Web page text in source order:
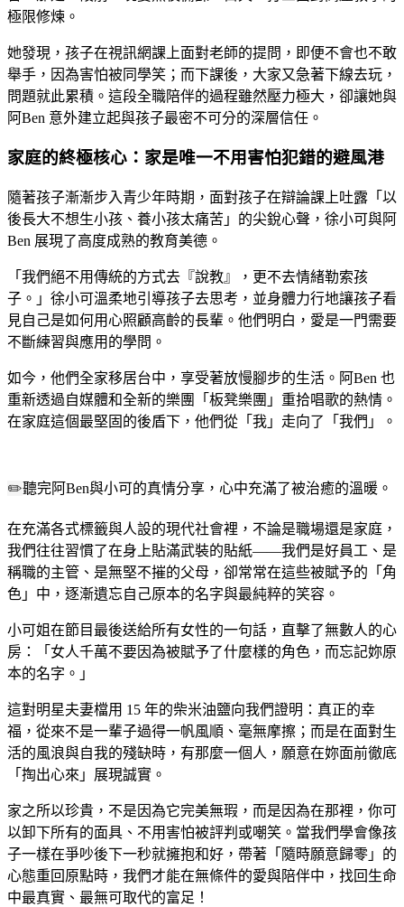
極限修煉。
她發現，孩子在視訊網課上面對老師的提問，即便不會也不敢
舉手，因為害怕被同學笑；而下課後，大家又急著下線去玩，
問題就此累積。這段全職陪伴的過程雖然壓力極大，卻讓她與
阿Ben 意外建立起與孩子最密不可分的深層信任。
家庭的終極核心：家是唯一不用害怕犯錯的避風港
隨著孩子漸漸步入青少年時期，面對孩子在辯論課上吐露「以
後長大不想生小孩、養小孩太痛苦」的尖銳心聲，徐小可與阿
Ben 展現了高度成熟的教育美德。
「我們絕不用傳統的方式去『說教』，更不去情緒勒索孩
子。」徐小可溫柔地引導孩子去思考，並身體力行地讓孩子看
見自己是如何用心照顧高齡的長輩。他們明白，愛是一門需要
不斷練習與應用的學問。
如今，他們全家移居台中，享受著放慢腳步的生活。阿Ben 也
重新透過自媒體和全新的樂團「板凳樂團」重拾唱歌的熱情。
在家庭這個最堅固的後盾下，他們從「我」走向了「我們」。
✏️聽完阿Ben與小可的真情分享，心中充滿了被治癒的溫暖。
在充滿各式標籤與人設的現代社會裡，不論是職場還是家庭，
我們往往習慣了在身上貼滿武裝的貼紙——我們是好員工、是
稱職的主管、是無堅不摧的父母，卻常常在這些被賦予的「角
色」中，逐漸遺忘自己原本的名字與最純粹的笑容。
小可姐在節目最後送給所有女性的一句話，直擊了無數人的心
房：「女人千萬不要因為被賦予了什麼樣的角色，而忘記妳原
本的名字。」
這對明星夫妻檔用 15 年的柴米油鹽向我們證明：真正的幸
福，從來不是一輩子過得一帆風順、毫無摩擦；而是在面對生
活的風浪與自我的殘缺時，有那麼一個人，願意在妳面前徹底
「掏出心來」展現誠實。
家之所以珍貴，不是因為它完美無瑕，而是因為在那裡，你可
以卸下所有的面具、不用害怕被評判或嘲笑。當我們學會像孩
子一樣在爭吵後下一秒就擁抱和好，帶著「隨時願意歸零」的
心態重回原點時，我們才能在無條件的愛與陪伴中，找回生命
中最真實、最無可取代的富足！